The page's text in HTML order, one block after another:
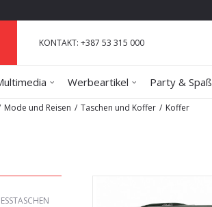
KONTAKT: +387 53 315 000
Werbeartikel Party & Spaß
Mode und Reisen Taschen und Koffer Koffer